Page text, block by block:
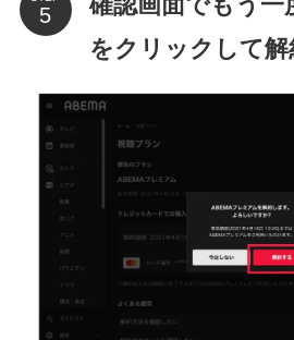
をクリックして解